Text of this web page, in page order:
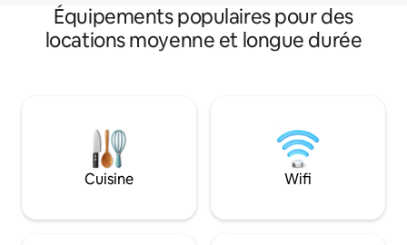
Équipements populaires pour des
locations moyenne et longue durée
Cuisine Wifi